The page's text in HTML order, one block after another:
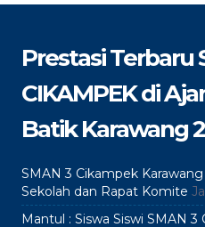
Prestasi Terbaru
CIKAMPEK di
Batik Karawang
SMAN 3 Cikampek
Sekolah dan Rapat Komite
Mantul : Siswa Siswi SMAN 3